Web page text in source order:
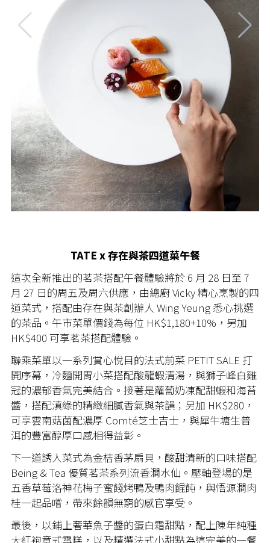
TATE x 存在與茶四道菜午餐
這次全新推出的茗茶搭配午餐體驗將於 6 月 28 日至 7
月 27 日的周五及周六供應，由總廚 Vicky 精心烹製的四
道菜式，搭配由存在與茶創辦人 Wing Yeung 悉心挑選
的茶品。午市菜單價錢為每位 HK$1,180+10%，另加
HK$400 可享茗茶搭配體驗。
聯乘菜單以一系列賞心悅目的法式前菜 PETIT SALE 打
開序幕，冷麵開胃小菜搭配酸龍蝦清湯，與獅子峰白雞
冠的濃郁香氣完美結合。接著是蘿蔔奶凍配甜蝦和海苔
醬，搭配滇綠的精緻細膩香氣與茶韻；另加 HK$280，
可享雲南菇菌配濃厚 Comté芝士吉士，與犀牛塘生普
洱的豐富醇厚口感相得益彰。
下一道誘人菜式為金桔香茅扇貝，酸甜清新的口味搭配
Being & Tea 優質茗茶系列流香澗水仙。壓軸登場的是
五香草莓洛神花梅子蜜餞烤鴨及鴨肉餛飩，與悟源澗肉
桂一起品嚐，帶來餘韻無窮的感官享受。
最後，以鋪上奢華魚子醬的蛋白霜甜點，配上陳年純種
大紅袍意式雪糕，以及精選法式小甜點為這完美的一餐